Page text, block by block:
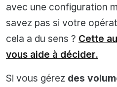
avec une configuration
savez pas si votre
cela a du sens ? Cette
vous aide à décider.
Si vous gérez des